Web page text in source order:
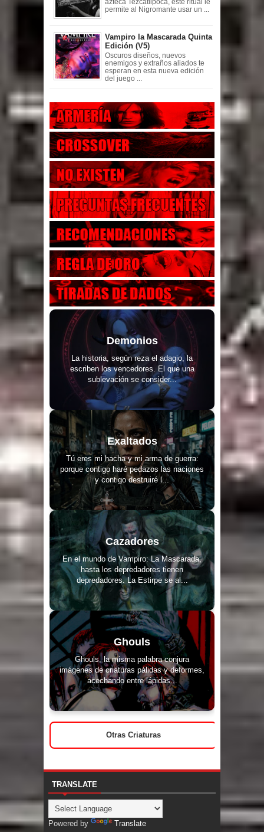
azteca Tezcatlipoca, este ritual le
permite al Nigromante usar un ...
Vampiro la Mascarada Quinta
Edición (V5)
Oscuros diseños, nuevos
enemigos y extraños aliados te
esperan en esta nueva edición
del juego ...
Demonios
La historia, según reza el adagio, la
escriben los vencedores. El que una
sublevación se consider...
Exaltados
Tú eres mi hacha y mi arma de guerra:
porque contigo haré pedazos las naciones
y contigo destruiré l...
Cazadores
En el mundo de Vampiro: La Mascarada,
hasta los depredadores tienen
depredadores. La Estirpe se al...
Ghouls
Ghouls, la misma palabra conjura
imágenes de criaturas pálidas y deformes,
acechando entre lápidas...
Otras Criaturas
TRANSLATE
Powered by Translate